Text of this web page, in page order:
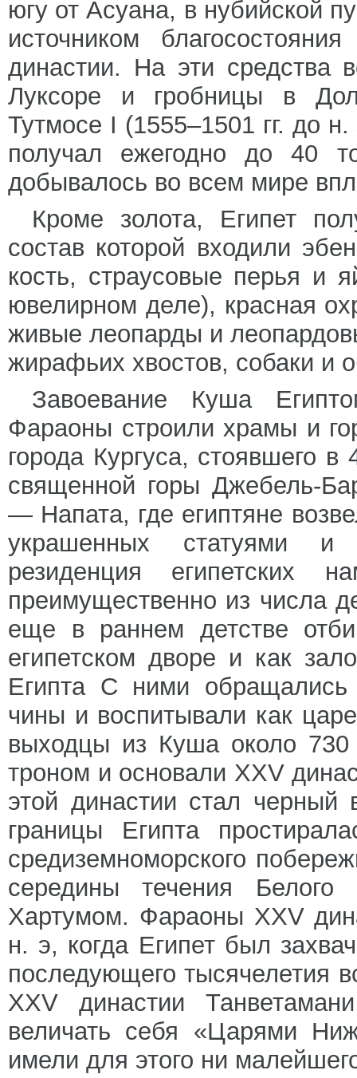
югу от Асуана, в нубийской
источником
династии. На эти средства
Луксоре и гробницы в
Тутмосе I (1555–1501 гг. до
получал ежегодно до 40
добывалось во всем мире
Кроме золота, Египет
состав которой входили
кость, страусовые перья и
ювелирном деле), красная
живые леопарды и
жирафьих хвостов, собаки и
Завоевание Куша
Фараоны строили храмы и
города Кургуса, стоявшего
священной горы Джебель-
— Напата, где египтяне
украшенных статуями и
резиденция египетских
преимущественно из числа
еще в раннем детстве
египетском дворе и как
Египта С ними
чины и воспитывали как
выходцы из Куша около 730
троном и основали XXV
этой династии стал
границы Египта
средиземноморского
середины течения
Хартумом. Фараоны XXV
н. э, когда Египет был
последующего тысячелетия
XXV династии
величать себя «Царями
имели для этого ни